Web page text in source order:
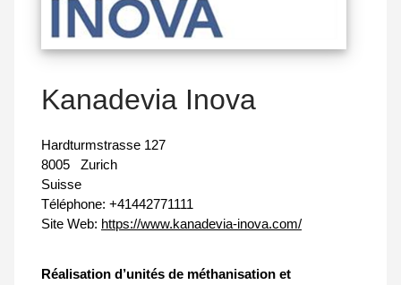
Kanadevia Inova
Hardturmstrasse 127
8005
Zurich
Suisse
Téléphone: +41442771111
Site Web: https://www.kanadevia-inova.com/
Réalisation d’unités de méthanisation et